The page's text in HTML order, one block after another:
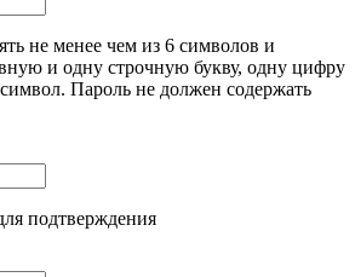
не менее чем из 6 символов и
и одну строчную букву, одну цифру
Пароль не должен содержать
подтверждения